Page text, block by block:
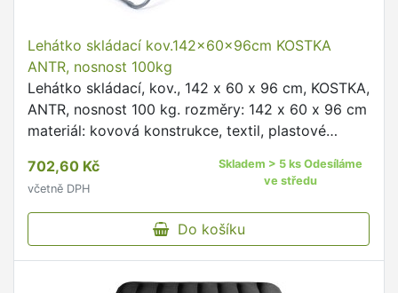
Lehátko skládací kov.142x60x96cm KOSTKA
ANTR, nosnost 100kg
Lehátko skládací, kov., 142 x 60 x 96 cm, KOSTKA,
ANTR, nosnost 100 kg. rozměry: 142 x 60 x 96 cm
materiál: kovová konstrukce, textil, plastové
nosnost: 100 …
702,60 Kč
včetně DPH
Skladem > 5 ks Odesíláme
ve středu
Do košíku